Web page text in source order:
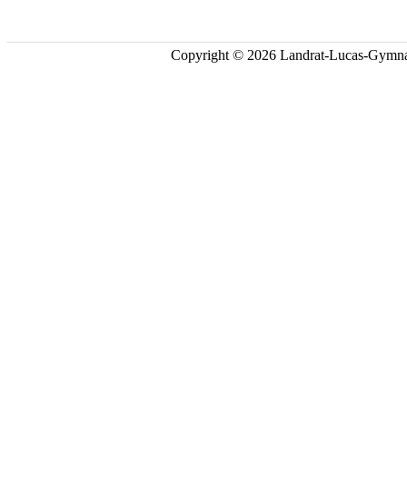
Copyright © 2026 Landrat-Lucas-